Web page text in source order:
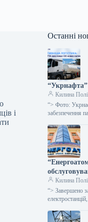
і
Останні
“Укрнафта”
Килина
“> Фото:
забезпечення
Килина
“> Завершено